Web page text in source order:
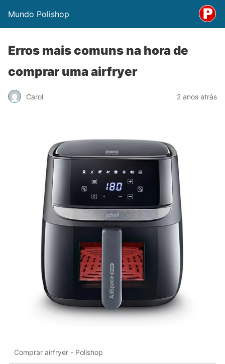
Mundo Polishop
Erros mais comuns na hora de
comprar uma airfryer
Carol 2 anos atrás
Comprar airfryer - Polishop